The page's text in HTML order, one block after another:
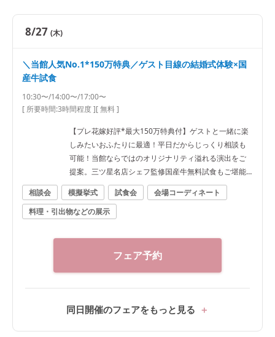
8/27 (木)
＼当館人気No.1*150万特典／ゲスト目線の結婚式体験×国
産牛試食
10:30〜/14:00〜/17:00〜
[ 所要時間:3時間程度][ 無料 ]
【プレ花嫁好評*最大150万特典付】ゲストと一緒に楽
しみたいおふたりに最適！平日だからじっくり相談も
可能！当館ならではのオリジナリティ溢れる演出をご
提案。三ツ星名店シェフ監修国産牛無料試食もご堪能
ください
相談会 模擬挙式 試食会
会場コーディネート
料理・引出物などの展示
フェア予約
同日開催のフェアをもっと見る